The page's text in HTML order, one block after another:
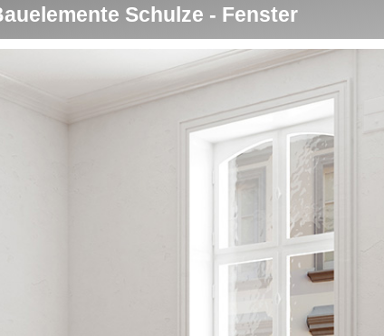
Schulze - Fenster